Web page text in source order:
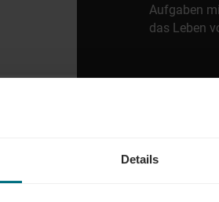
Details
Aufgaben
das Leben